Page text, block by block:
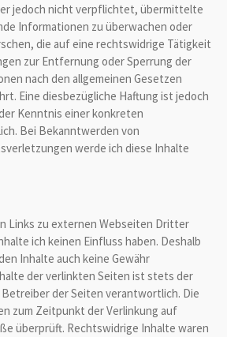
jedoch nicht verpflichtet, übermittelte
Informationen zu überwachen oder
die auf eine rechtswidrige Tätigkeit
zur Entfernung oder Sperrung der
nach den allgemeinen Gesetzen
Eine diesbezügliche Haftung ist jedoch
Kenntnis einer konkreten
Bei Bekanntwerden von
werde ich diese Inhalte
Links zu externen Webseiten Dritter
ich keinen Einfluss haben. Deshalb
Inhalte auch keine Gewähr
der verlinkten Seiten ist stets der
der Seiten verantwortlich. Die
zum Zeitpunkt der Verlinkung auf
überprüft. Rechtswidrige Inhalte waren